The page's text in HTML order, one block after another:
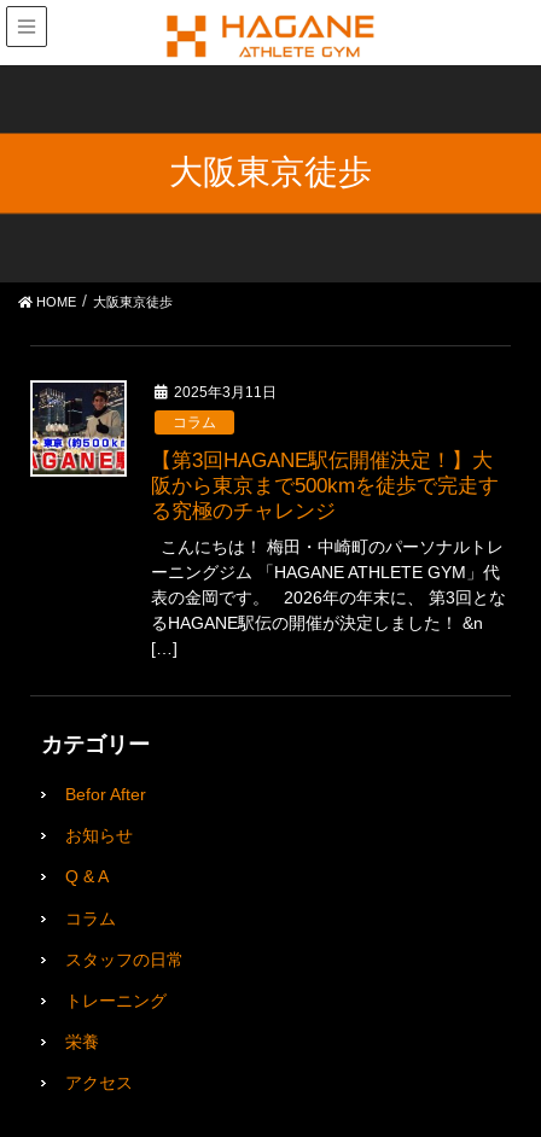
大阪東京徒歩
HOME 大阪東京徒歩
2025年3月11日
コラム
【第3回HAGANE駅伝開催決定！】大
阪から東京まで500kmを徒歩で完走す
る究極のチャレンジ
こんにちは！ 梅田・中崎町のパーソナルトレ
ーニングジム 「HAGANE ATHLETE GYM」代
表の金岡です。 2026年の年末に、 第3回とな
るHAGANE駅伝の開催が決定しました！ &n
[…]
カテゴリー
Befor After
お知らせ
Q & A
コラム
スタッフの日常
トレーニング
栄養
アクセス